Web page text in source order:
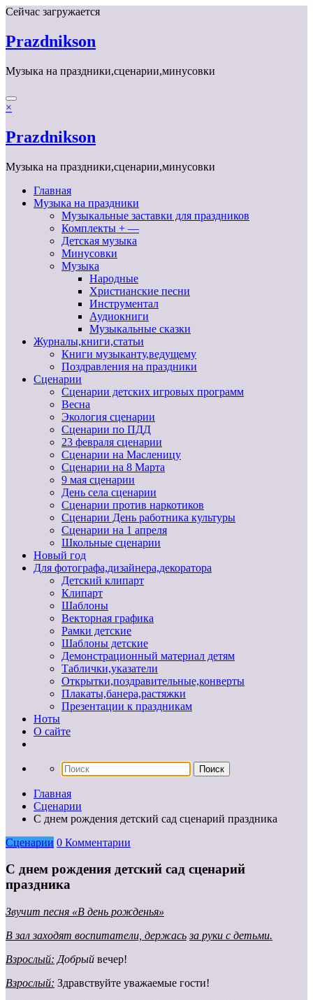
Перейти
содержимому
Сейчас загружается
Prazdnikson
Музыка на праздники,сценарии,минусовки
×
Prazdnikson
Музыка на праздники,сценарии,минусовки
Главная
Музыка на праздники
Музыкальные заставки для праздников
Комплекты + —
Детская музыка
Минусовки
Музыка
Народные
Христианские песни
Инструментал
Аудиокниги
Музыкальные сказки
Журналы,книги,статьи
Книги музыканту,ведущему
Поздравления на праздники
Сценарии
Сценарии детских игровых программ
Весна
Экология сценарии
Сценарии по ПДД
23 февраля сценарии
Сценарии на Масленицу
Сценарии на 8 Марта
9 мая сценарии
День села сценарии
Сценарии против наркотиков
Сценарии День работника культуры
Сценарии на 1 апреля
Школьные сценарии
Новый год
Для фотографа,дизайнера,декоратора
Детский клипарт
Клипарт
Шаблоны
Векторная графика
Рамки детские
Шаблоны детские
Демонстрационный материал детям
Таблички,указатели
Открытки,поздравительные,конверты
Плакаты,банера,растяжки
Презентации к праздникам
Ноты
О сайте
Главная
Сценарии
С днем рождения детский сад сценарий праздника
Сценарии 0 Комментарии
С днем рождения детский сад сценарий
праздника
Звучит песня «В день рожденья»
В зал заходят воспитатели, держась за руки с детьми.
Взрослый: Добрый вечер!
Взрослый: Здравствуйте уважаемые гости!